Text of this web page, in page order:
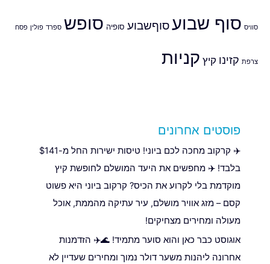
סוויס סוף שבועסוףשבוע סופיה סופש ספרד פולין פסח
צרפת קזינו קיץ קניות
פוסטים אחרונים
✈️ קרקוב מחכה לכם ביוני! טיסות ישירות החל מ-$141
בלבד! ✈️ מחפשים את היעד המושלם לחופשת קיץ
מוקדמת בלי לקרוע את הכיס? קרקוב ביוני היא פשוט
קסם – מזג אוויר מושלם, עיר עתיקה מהממת, אוכל
מעולה ומחירים מצחיקים!
אוגוסט כבר כאן והוא סוער מתמיד! 🌊✈️ הזדמנות
אחרונה ליהנות משער דולר נמוך ומחירים שעדיין לא